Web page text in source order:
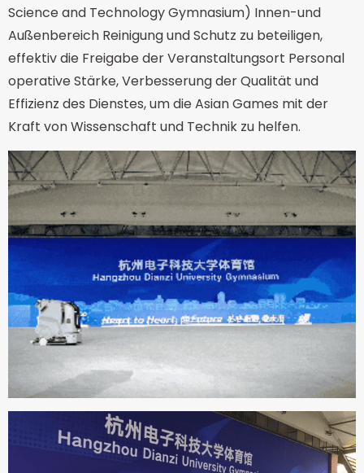
Science and Technology Gymnasium) Innen-und
Außenbereich Reinigung und Schutz zu beteiligen,
effektiv die Freigabe der Veranstaltungsort Personal
operative Stärke, Verbesserung der Qualität und
Effizienz des Dienstes, um die Asian Games mit der
Kraft von Wissenschaft und Technik zu helfen.